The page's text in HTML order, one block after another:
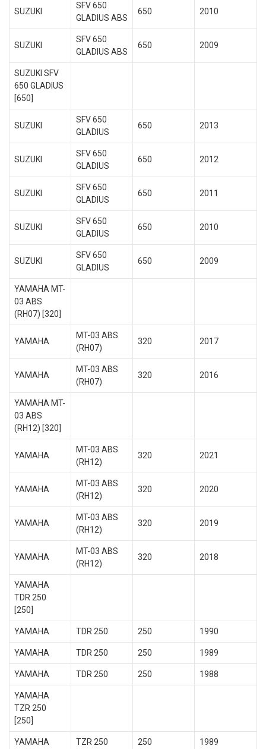
SUZUKI
SFV 650
GLADIUS ABS
650 2010
SUZUKI
SFV 650
GLADIUS ABS
650 2009
SUZUKI SFV
650 GLADIUS
[650]
SUZUKI
SFV 650
GLADIUS
650 2013
SUZUKI
SFV 650
GLADIUS
650 2012
SUZUKI
SFV 650
GLADIUS
650 2011
SUZUKI
SFV 650
GLADIUS
650 2010
SUZUKI
SFV 650
GLADIUS
650 2009
YAMAHA MT-
03 ABS
(RH07) [320]
YAMAHA
MT-03 ABS
(RH07)
320 2017
YAMAHA
MT-03 ABS
(RH07)
320 2016
YAMAHA MT-
03 ABS
(RH12) [320]
YAMAHA
MT-03 ABS
(RH12)
320 2021
YAMAHA
MT-03 ABS
(RH12)
320 2020
YAMAHA
MT-03 ABS
(RH12)
320 2019
YAMAHA
MT-03 ABS
(RH12)
320 2018
YAMAHA
TDR 250
[250]
YAMAHA TDR 250 250 1990
YAMAHA TDR 250 250 1989
YAMAHA TDR 250 250 1988
YAMAHA
TZR 250
[250]
YAMAHA TZR 250 250 1989